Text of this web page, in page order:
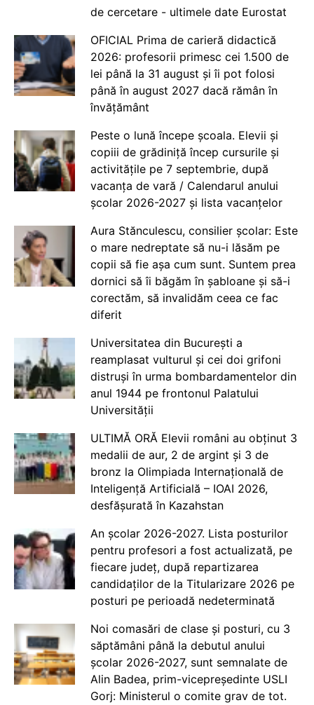
de cercetare - ultimele date Eurostat
OFICIAL Prima de carieră didactică
2026: profesorii primesc cei 1.500 de
lei până la 31 august și îi pot folosi
până în august 2027 dacă rămân în
învățământ
Peste o lună începe școala. Elevii și
copiii de grădiniță încep cursurile și
activitățile pe 7 septembrie, după
vacanța de vară / Calendarul anului
școlar 2026-2027 și lista vacanțelor
Aura Stănculescu, consilier școlar: Este
o mare nedreptate să nu-i lăsăm pe
copii să fie așa cum sunt. Suntem prea
dornici să îi băgăm în șabloane și să-i
corectăm, să invalidăm ceea ce fac
diferit
Universitatea din București a
reamplasat vulturul și cei doi grifoni
distruși în urma bombardamentelor din
anul 1944 pe frontonul Palatului
Universității
ULTIMĂ ORĂ Elevii români au obținut 3
medalii de aur, 2 de argint și 3 de
bronz la Olimpiada Internațională de
Inteligență Artificială – IOAI 2026,
desfășurată în Kazahstan
An școlar 2026-2027. Lista posturilor
pentru profesori a fost actualizată, pe
fiecare județ, după repartizarea
candidaților de la Titularizare 2026 pe
posturi pe perioadă nedeterminată
Noi comasări de clase și posturi, cu 3
săptămâni până la debutul anului
școlar 2026-2027, sunt semnalate de
Alin Badea, prim-vicepreședinte USLI
Gorj: Ministerul o comite grav de tot.